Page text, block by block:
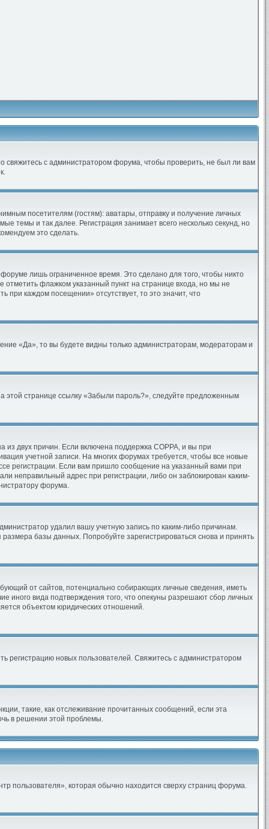
свяжитесь с администратором форума, чтобы проверить, не был ли вам
посетителям (гостям): аватары, отправку и получение личных
темы и так далее. Регистрация занимает всего несколько секунд, но
это сделать.
лишь ограниченное время. Это сделано для того, чтобы никто
отметить флажком указанный пункт на странице входа, но мы не
при каждом посещении» отсутствует, то это значит, что
«Да», то вы будете видны только администраторам, модераторам и
этой странице ссылку «Забыли пароль?», следуйте предложенным
двух причин. Если включена поддержка COPPA, и вы при
учетной записи. На многих форумах требуется, чтобы все новые
регистрации. Если вам пришло сообщение на указанный вами при
неправильный адрес при регистрации, либо он заблокирован каким-
форума.
удалил вашу учетную запись по каким-либо причинам.
базы данных. Попробуйте зарегистрироваться снова и принять
от сайтов, потенциально собирающих личные сведения, иметь
иного вида подтверждения того, что опекуны разрешают сбор личных
объектом юридических отношений.
регистрацию новых пользователей. Свяжитесь с администратором
такие, как отслеживание прочитанных сообщений, если эта
в решении этой проблемы.
пользователя», которая обычно находится сверху страниц форума.